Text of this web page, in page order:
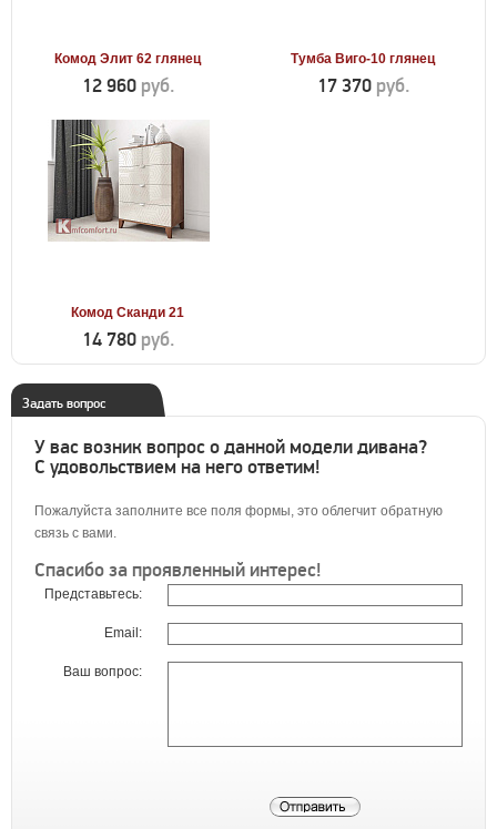
Комод Элит 62 глянец
12 960 руб.
Тумба Виго-10 глянец
17 370 руб.
Комод Сканди 21
14 780 руб.
Задать вопрос
У вас возник вопрос о данной модели дивана?
С удовольствием на него ответим!
Пожалуйста заполните все поля формы, это облегчит обратную
связь с вами.
Спасибо за проявленный интерес!
Представьтесь:
Email:
Ваш вопрос: